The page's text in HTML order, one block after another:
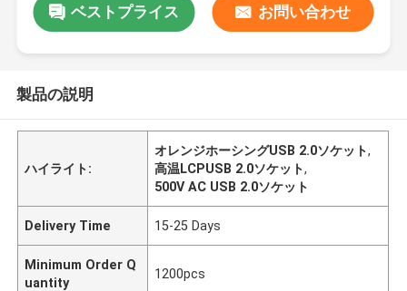
ベストプライス お問い合わせ
製品の説明
ハイライト:
オレンジホーシングUSB 2.0ソケット,
高温LCPUSB 2.0ソケット,
500V AC USB 2.0ソケット
Delivery Time 15-25 Days
Minimum Order Q
uantity
1200pcs